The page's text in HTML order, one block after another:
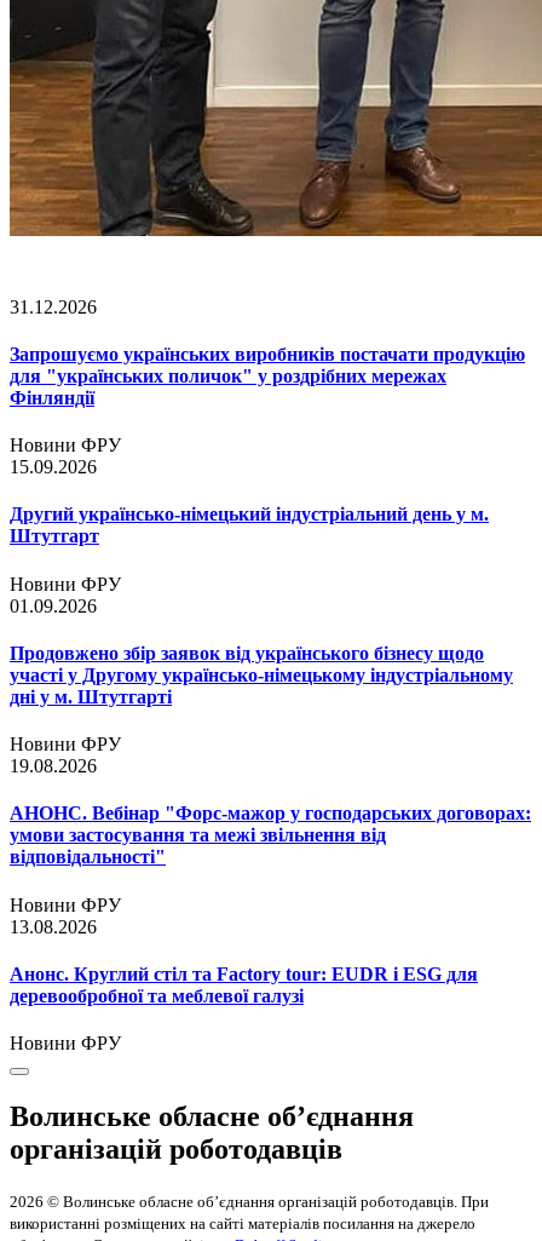
31.12.2026
Запрошуємо українських виробників постачати продукцію
для "українських поличок" у роздрібних мережах
Фінляндії
Новини ФРУ
15.09.2026
Другий українсько-німецький індустріальний день у м.
Штутгарт
Новини ФРУ
01.09.2026
Продовжено збір заявок від українського бізнесу щодо
участі у Другому українсько-німецькому індустріальному
дні у м. Штутгарті
Новини ФРУ
19.08.2026
АНОНС. Вебінар "Форс-мажор у господарських договорах:
умови застосування та межі звільнення від
відповідальності"
Новини ФРУ
13.08.2026
Анонс. Круглий стіл та Factory tour: EUDR і ESG для
деревообробної та меблевої галузі
Новини ФРУ
Волинське обласне об’єднання
організацій роботодавців
2026 © Волинське обласне об’єднання організацій роботодавців. При
використанні розміщених на сайті матеріалів посилання на джерело